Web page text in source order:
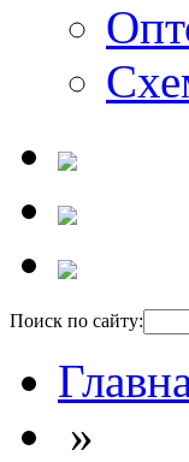
Поиск по сайту:
»